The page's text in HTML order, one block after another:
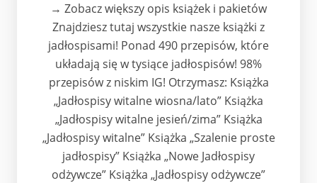
→ Zobacz większy opis książek i pakietów
Znajdziesz tutaj wszystkie nasze książki z
jadłospisami! Ponad 490 przepisów, które
układają się w tysiące jadłospisów! 98%
przepisów z niskim IG! Otrzymasz: Książka
„Jadłospisy witalne wiosna/lato” Książka
„Jadłospisy witalne jesień/zima” Książka
„Jadłospisy witalne” Książka „Szalenie proste
jadłospisy” Książka „Nowe Jadłospisy
odżywcze” Książka „Jadłospisy odżywcze”